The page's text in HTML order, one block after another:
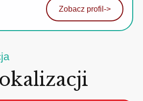
Zobacz profil ->